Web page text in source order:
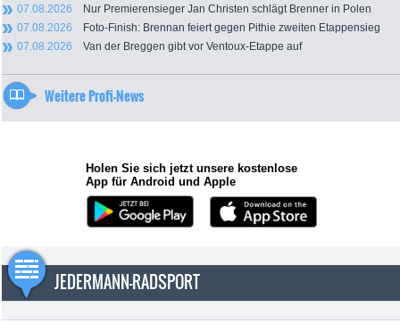
07.08.2026 Nur Premierensieger Jan Christen schlägt Brenner in Polen
07.08.2026 Foto-Finish: Brennan feiert gegen Pithie zweiten Etappensieg
07.08.2026 Van der Breggen gibt vor Ventoux-Etappe auf
Weitere Profi-News
Holen Sie sich jetzt unsere kostenlose
App für Android und Apple
JEDERMANN-RADSPORT